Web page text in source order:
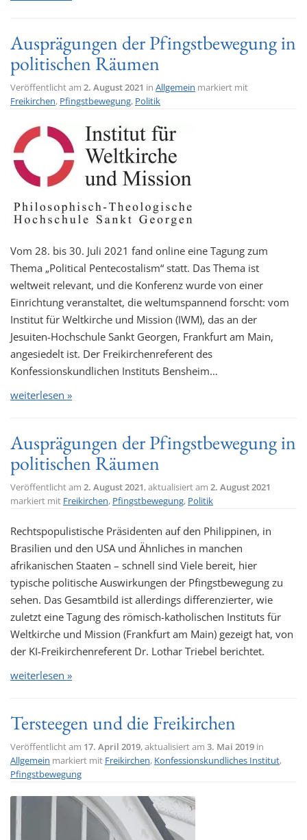
Ausprägungen der Pfingstbewegung in
politischen Räumen
Veröffentlicht am 2. August 2021 in Allgemein markiert mit
Freikirchen, Pfingstbewegung, Politik
Vom 28. bis 30. Juli 2021 fand online eine Tagung zum
Thema „Political Pentecostalism“ statt. Das Thema ist
weltweit relevant, und die Konferenz wurde von einer
Einrichtung veranstaltet, die weltumspannend forscht: vom
Institut für Weltkirche und Mission (IWM), das an der
Jesuiten-Hochschule Sankt Georgen, Frankfurt am Main,
angesiedelt ist. Der Freikirchenreferent des
Konfessionskundlichen Instituts Bensheim…
weiterlesen »
Ausprägungen der Pfingstbewegung in
politischen Räumen
Veröffentlicht am 2. August 2021, aktualisiert am 2. August 2021
markiert mit Freikirchen, Pfingstbewegung, Politik
Rechtspopulistische Präsidenten auf den Philippinen, in
Brasilien und den USA und Ähnliches in manchen
afrikanischen Staaten – schnell sind Viele bereit, hier
typische politische Auswirkungen der Pfingstbewegung zu
sehen. Das Gesamtbild ist allerdings differenzierter, wie
zuletzt eine Tagung des römisch-katholischen Instituts für
Weltkirche und Mission (Frankfurt am Main) gezeigt hat, von
der KI-Freikirchenreferent Dr. Lothar Triebel berichtet.
weiterlesen »
Tersteegen und die Freikirchen
Veröffentlicht am 17. April 2019, aktualisiert am 3. Mai 2019 in
Allgemein markiert mit Freikirchen, Konfessionskundliches Institut,
Pfingstbewegung